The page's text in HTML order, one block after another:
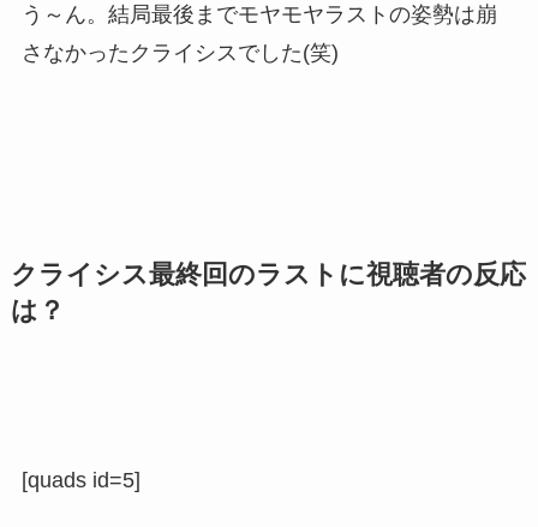
う～ん。結局最後までモヤモヤラストの姿勢は崩
さなかったクライシスでした(笑)
クライシス最終回のラストに視聴者の反応
は？
[quads id=5]